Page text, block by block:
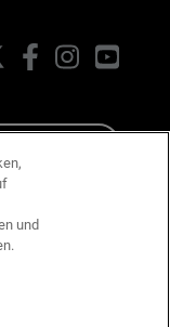
FacebookInstagram
und